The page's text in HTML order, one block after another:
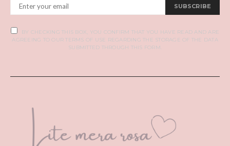
SUBSCRIBE
BY CHECKING THIS BOX, YOU CONFIRM THAT YOU HAVE READ AND ARE
AGREEING TO OUR TERMS OF USE REGARDING THE STORAGE OF THE DATA
SUBMITTED THROUGH THIS FORM.